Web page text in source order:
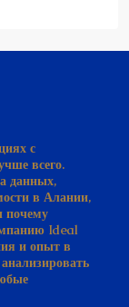
всего.
данных,
в Алании,
почему
Ideal
и опыт в